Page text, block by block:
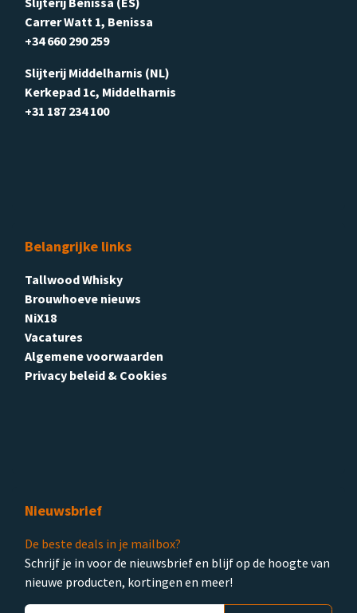
Carrer Watt 1, Benissa
+34 660 290 259
Slijterij Middelharnis (NL)
Kerkepad 1c, Middelharnis
+31 187 234 100
Belangrijke links
Tallwood Whisky
Brouwhoeve nieuws
NiX18
Vacatures
Algemene voorwaarden
Privacy beleid & Cookies
Nieuwsbrief
De beste deals in je mailbox?
Schrijf je in voor de nieuwsbrief en blijf op de hoogte van
nieuwe producten, kortingen en meer!